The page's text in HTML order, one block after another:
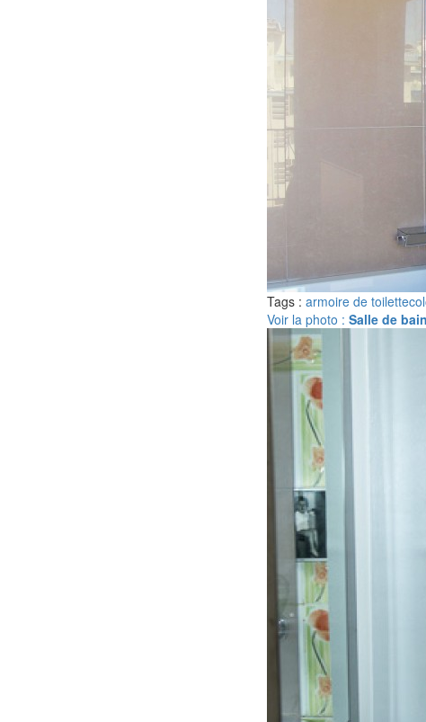
Tags : armoire de toilette
Voir la photo : Salle de